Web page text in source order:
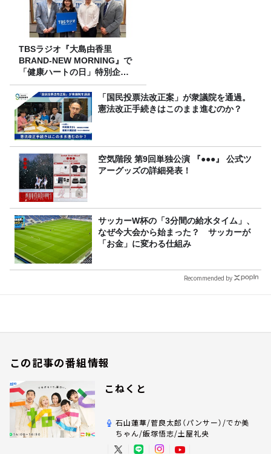
TBSラジオ『大島由香里
BRAND-NEW MORNING』で
「健康ハートの日」特別企画
を8/10（月）に放送
「国民投票法改正案」が衆議院を通過。
憲法改正手続きはこのまま進むのか？
空気階段 第9回単独公演 『●●●』 公式ツ
アーグッズの詳細発表！
サッカーW杯の「3分間の給水タイム」、
なぜ今大会から始まった？ サッカーが
「お金」に変わる仕組み
Recommended by
この記事の番組情報
こねくと
石山蓮華/菅良太郎（パンサー）/でか美
ちゃん/飯塚悟志/土屋礼央